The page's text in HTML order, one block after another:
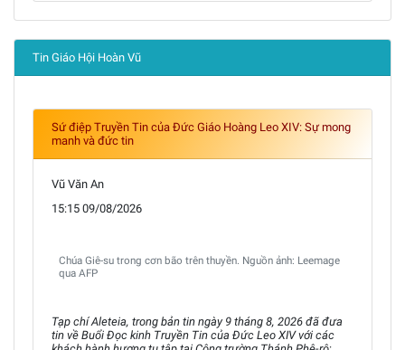
Tin Giáo Hội Hoàn Vũ
Sứ điệp Truyền Tin của Đức Giáo Hoàng Leo XIV: Sự mong
manh và đức tin
Vũ Văn An
15:15 09/08/2026
Chúa Giê-su trong cơn bão trên thuyền. Nguồn ảnh: Leemage
qua AFP
Tạp chí Aleteia, trong bản tin ngày 9 tháng 8, 2026 đã đưa
tin về Buổi Đọc kinh Truyền Tin của Đức Leo XIV với các